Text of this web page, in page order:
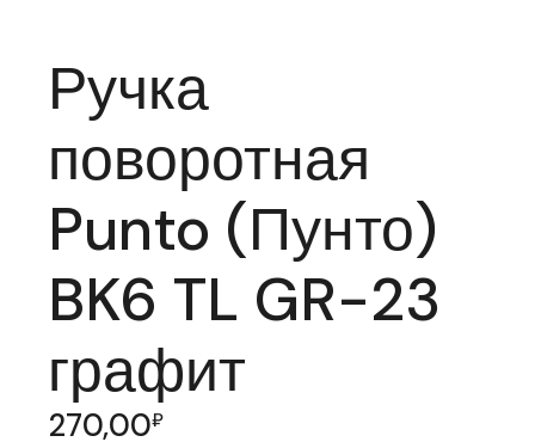
Ручка
поворотная
Punto (Пунто)
BK6 TL GR-23
графит
270,00₽